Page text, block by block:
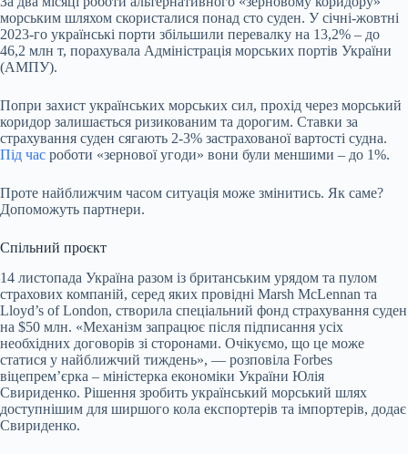
морським шляхом скористалися понад сто суден. У січні-жовтні
2023-го українські порти збільшили перевалку на 13,2% – до
46,2 млн т, порахувала Адміністрація морських портів України
(АМПУ).
Попри захист українських морських сил, прохід через морський
коридор залишається ризикованим та дорогим. Ставки за
страхування суден сягають 2-3% застрахованої вартості судна.
Під час роботи «зернової угоди» вони були меншими – до 1%.
Проте найближчим часом ситуація може змінитись. Як саме?
Допоможуть партнери.
Спільний проєкт
14 листопада Україна разом із британським урядом та пулом
страхових компаній, серед яких провідні Marsh McLennan та
Lloyd’s of London, створила спеціальний фонд страхування суден
на $50 млн. «Механізм запрацює після підписання усіх
необхідних договорів зі сторонами. Очікуємо, що це може
статися у найближчий тиждень», — розповіла Forbes
віцепрем’єрка – міністерка економіки України Юлія
Свириденко. Рішення зробить український морський шлях
доступнішим для ширшого кола експортерів та імпортерів, додає
Свириденко.